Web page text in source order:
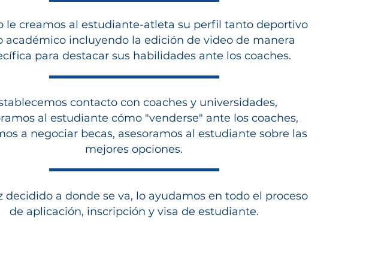
le creamos al estudiante-atleta su perfil tanto deportivo
académico incluyendo la edición de video de manera
para destacar sus habilidades ante los coaches.
contacto con coaches y universidades,
al estudiante cómo "venderse" ante los coaches,
a negociar becas, asesoramos al estudiante sobre las
mejores opciones.
decidido a donde se va, lo ayudamos en todo el proceso
de aplicación, inscripción y visa de estudiante.